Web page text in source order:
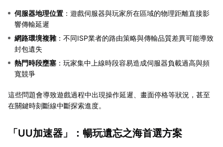
伺服器地理位置 ：遊戲伺服器與玩家所在區域的物理距離直接影
響傳輸延遲
網路環境複雜：不同ISP業者的路由策略與傳輸品質差異可能導致
封包遺失
熱門時段壅塞 ：玩家集中上線時段容易造成伺服器負載過高與頻
寬競爭
這些問題會導致遊戲過程中出現操作延遲、畫面停格等狀況，甚至
在關鍵時刻斷線中斷探索進度。
「UU加速器」：暢玩遺忘之海首選方案